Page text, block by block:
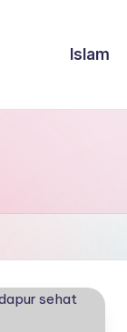
Islam